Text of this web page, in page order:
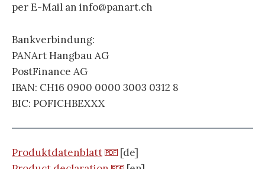
per E-Mail an info@panart.ch
Bankverbindung:
PANArt Hangbau AG
PostFinance AG
IBAN: CH16 0900 0000 3003 0312 8
BIC: POFICHBEXXX
Produktdatenblatt
[de]